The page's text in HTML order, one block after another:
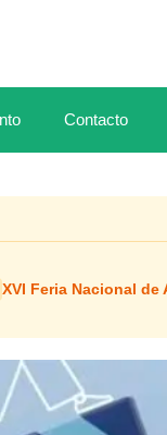
Contacto
XVI Feria Nacional de